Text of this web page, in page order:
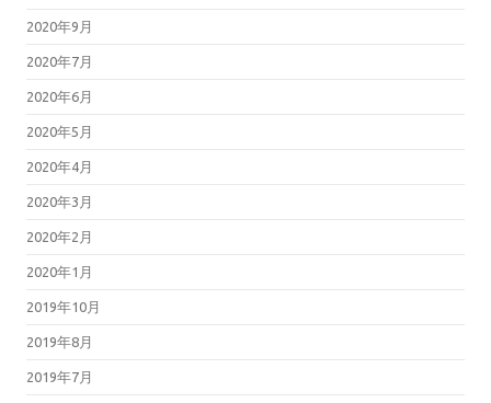
2020年9月
2020年7月
2020年6月
2020年5月
2020年4月
2020年3月
2020年2月
2020年1月
2019年10月
2019年8月
2019年7月